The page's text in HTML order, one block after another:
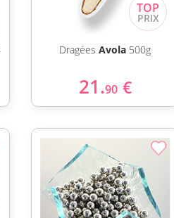
DragéesAvola 500g
21.90 €